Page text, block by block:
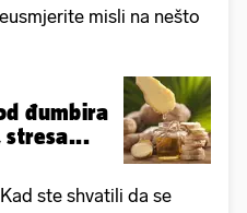
misli na nešto
đumbira
stresa...
ste shvatili da se